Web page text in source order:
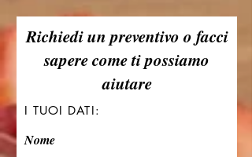
Richiedi un preventivo o facci
sapere come ti possiamo
aiutare
I TUOI DATI:
Nome